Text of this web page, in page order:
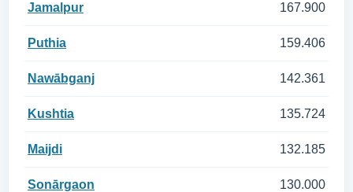
Jamalpur 167.900
Puthia 159.406
Nawābganj 142.361
Kushtia 135.724
Maijdi 132.185
Sonārgaon 130.000